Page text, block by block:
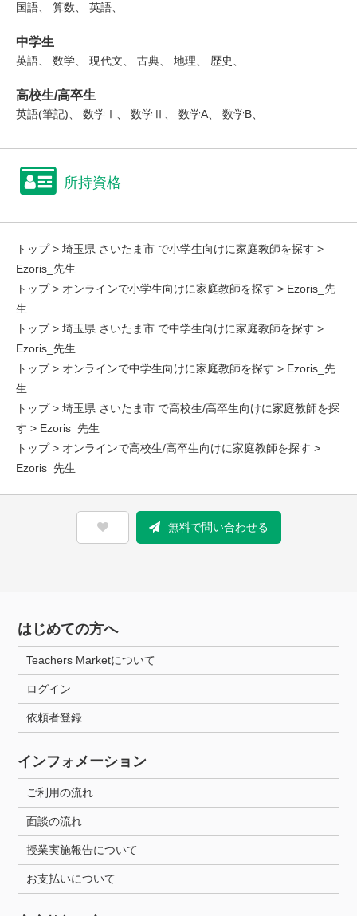
国語、 算数、 英語、
中学生
英語、 数学、 現代文、 古典、 地理、 歴史、
高校生/高卒生
英語(筆記)、 数学Ⅰ、 数学Ⅱ、 数学A、 数学B、
所持資格
トップ> 埼玉県 さいたま市 で小学生向けに家庭教師を探す >
Ezoris_先生
トップ> オンラインで小学生向けに家庭教師を探す > Ezoris_先
生
トップ> 埼玉県 さいたま市 で中学生向けに家庭教師を探す >
Ezoris_先生
トップ> オンラインで中学生向けに家庭教師を探す > Ezoris_先
生
トップ> 埼玉県 さいたま市 で高校生/高卒生向けに家庭教師を探
す > Ezoris_先生
トップ> オンラインで高校生/高卒生向けに家庭教師を探す >
Ezoris_先生
無料で問い合わせる
はじめての方へ
Teachers Marketについて
ログイン
依頼者登録
インフォメーション
ご利用の流れ
面談の流れ
授業実施報告について
お支払いについて